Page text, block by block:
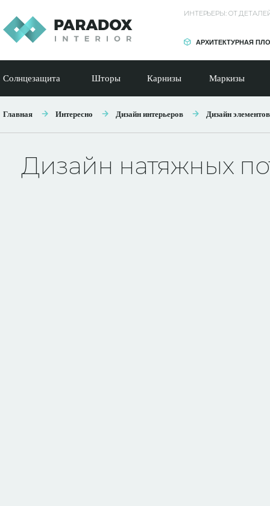
ИНТЕРЬЕРЫ: ОТ
АРХИТЕКТУРНАЯ
Солнцезащита Шторы Карнизы Маркизы
Главная Интересно Дизайн интерьеров Дизайн
Дизайн натяжных